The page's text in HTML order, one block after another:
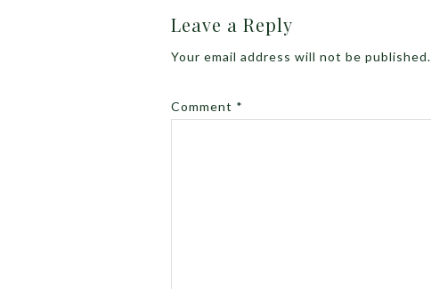
Leave a Reply
Your email address will not be published.
Comment *